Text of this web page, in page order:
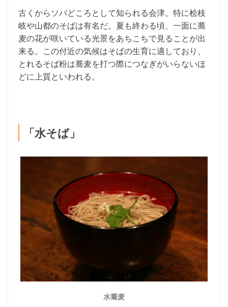
古くからソバどころとして知られる会津。特に桧枝
岐や山都のそばは有名だ。夏も終わる頃、一面に蕎
麦の花が咲いている光景をあちこちで見ることが出
来る。この付近の気候はそばの生育に適しており、
とれるそば粉は蕎麦を打つ際につなぎがいらないほ
どに上質といわれる。
「水そば」
水蕎麦